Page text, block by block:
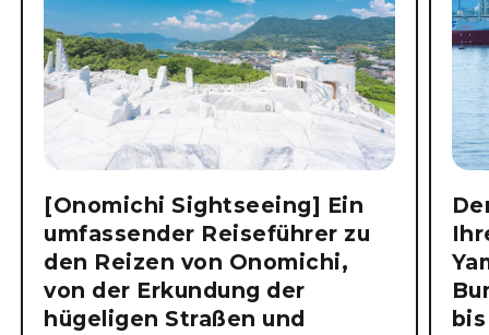
[Onomichi Sightseeing] Ein
umfassender Reiseführer zu
den Reizen von Onomichi,
von der Erkundung der
hügeligen Straßen und